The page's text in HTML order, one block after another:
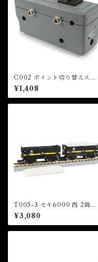
C002 ポイント切り替えスイ
ッチ (TURNOUT SWITCH)
¥1,408
T005-3 セキ6000 西 2両セ
ット (Seki 6000 Nishi Set)
¥3,080